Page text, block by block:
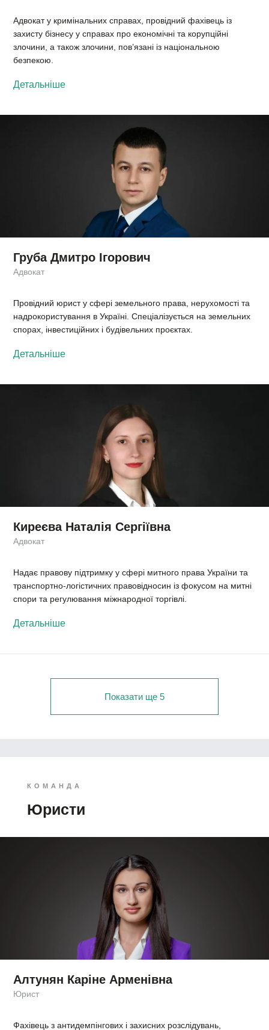
Адвокат у кримінальних справах, провідний фахівець із
захисту бізнесу у справах про економічні та корупційні
злочини, а також злочини, пов’язані із національною
безпекою.
Детальніше
Груба Дмитро Ігорович
Адвокат
Провідний юрист у сфері земельного права, нерухомості та
надрокористування в Україні. Спеціалізується на земельних
спорах, інвестиційних і будівельних проєктах.
Детальніше
Киреєва Наталія Сергіївна
Адвокат
Надає правову підтримку у сфері митного права України та
транспортно-логістичних правовідносин із фокусом на митні
спори та регулювання міжнародної торгівлі.
Детальніше
Показати ще 5
КОМАНДА
Юристи
Алтунян Каріне Арменівна
Юрист
Фахівець з антидемпінгових і захисних розслідувань,